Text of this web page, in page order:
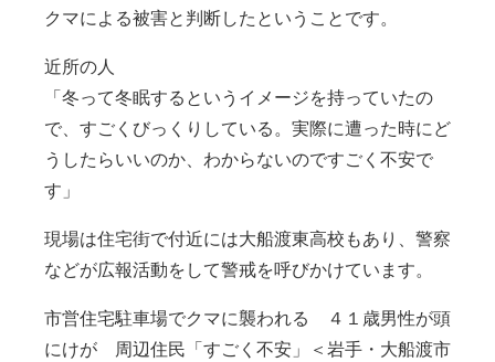
クマによる被害と判断したということです。
近所の人
「冬って冬眠するというイメージを持っていたの
で、すごくびっくりしている。実際に遭った時にど
うしたらいいのか、わからないのですごく不安で
す」
現場は住宅街で付近には大船渡東高校もあり、警察
などが広報活動をして警戒を呼びかけています。
市営住宅駐車場でクマに襲われる ４１歳男性が頭
にけが 周辺住民「すごく不安」＜岩手・大船渡市